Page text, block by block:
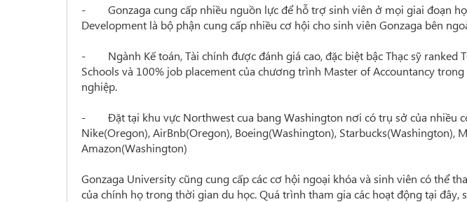
- Gonzaga cung cấp nhiều nguồn lực để hỗ trợ sinh viên ở mọi giai đoạn
Development là bộ phận cung cấp nhiều cơ hội cho sinh viên Gonzaga bên
- Ngành Kế toán, Tài chính được đánh giá cao, đặc biệt bậc Thạc sỹ ranked
Schools và 100% job placement của chương trình Master of Accountancy
nghiệp.
- Đặt tại khu vực Northwest cua bang Washington nơi có trụ sở của nhiều
Nike(Oregon), AirBnb(Oregon), Boeing(Washington), Starbucks(Washington),
Amazon(Washington)
Gonzaga University cũng cung cấp các cơ hội ngoại khóa và sinh viên có thể
của chính họ trong thời gian du học. Quá trình tham gia các hoạt động tại đây,